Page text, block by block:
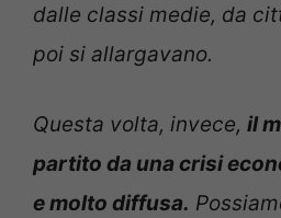
dalle classi medie, da
poi si allargavano.
Questa volta, invece, il
partito da una crisi
e molto diffusa.